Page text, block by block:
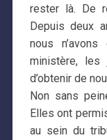
rester là. De
Depuis deux
nous
ministère, les
d’obtenir de
Non sans
Elles ont
au sein du